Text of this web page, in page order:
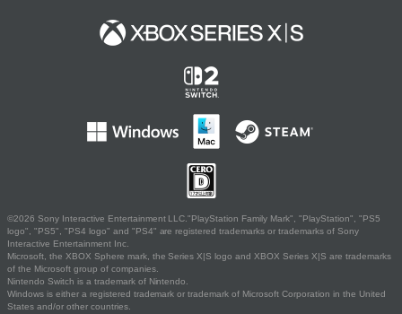
©2026 Sony Interactive Entertainment LLC."PlayStation Family Mark", "PlayStation", "PS5
logo", "PS5", "PS4 logo" and "PS4" are registered trademarks or trademarks of Sony
Interactive Entertainment Inc.
Microsoft, the XBOX Sphere mark, the Series X|S logo and XBOX Series X|S are trademarks
of the Microsoft group of companies.
Nintendo Switch is a trademark of Nintendo.
Windows is either a registered trademark or trademark of Microsoft Corporation in the United
States and/or other countries.